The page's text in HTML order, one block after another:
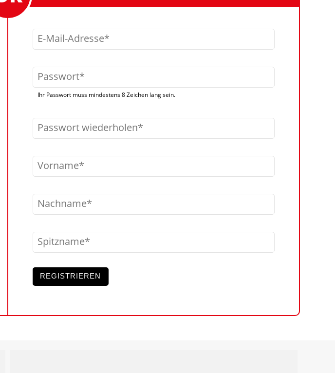
E-Mail-Adresse
Passwort
Ihr Passwort muss mindestens 8 Zeichen lang sein.
Passwort wiederholen
Vorname
Nachname
Spitzname
REGISTRIEREN